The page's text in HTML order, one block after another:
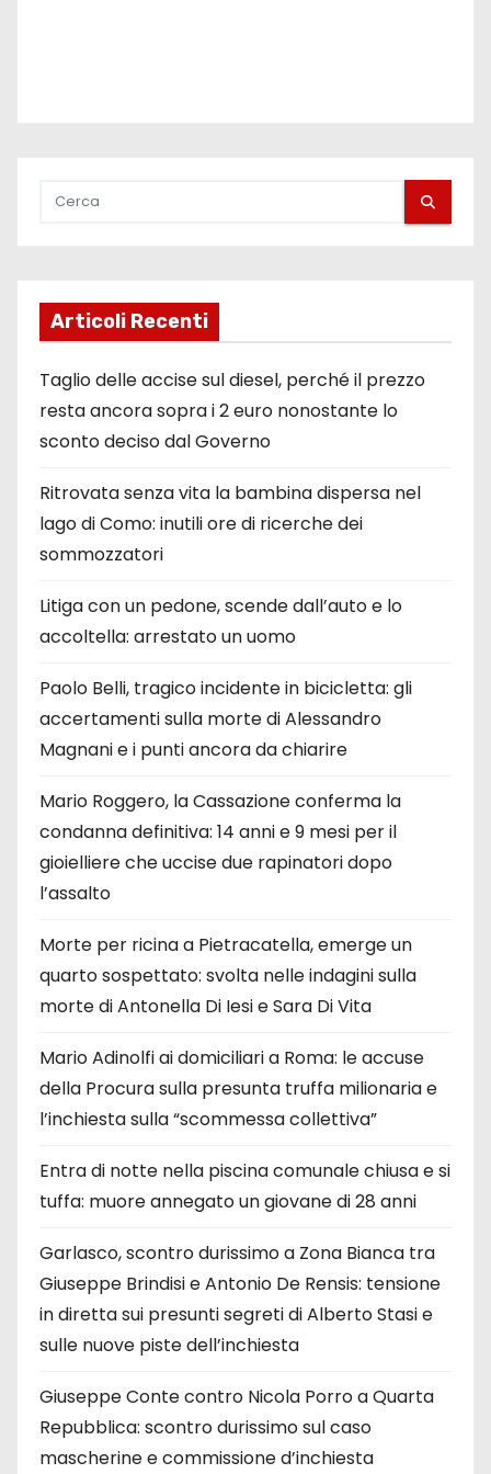
Articoli Recenti
Taglio delle accise sul diesel, perché il prezzo
resta ancora sopra i 2 euro nonostante lo
sconto deciso dal Governo
Ritrovata senza vita la bambina dispersa nel
lago di Como: inutili ore di ricerche dei
sommozzatori
Litiga con un pedone, scende dall’auto e lo
accoltella: arrestato un uomo
Paolo Belli, tragico incidente in bicicletta: gli
accertamenti sulla morte di Alessandro
Magnani e i punti ancora da chiarire
Mario Roggero, la Cassazione conferma la
condanna definitiva: 14 anni e 9 mesi per il
gioielliere che uccise due rapinatori dopo
l’assalto
Morte per ricina a Pietracatella, emerge un
quarto sospettato: svolta nelle indagini sulla
morte di Antonella Di Iesi e Sara Di Vita
Mario Adinolfi ai domiciliari a Roma: le accuse
della Procura sulla presunta truffa milionaria e
l’inchiesta sulla “scommessa collettiva”
Entra di notte nella piscina comunale chiusa e si
tuffa: muore annegato un giovane di 28 anni
Garlasco, scontro durissimo a Zona Bianca tra
Giuseppe Brindisi e Antonio De Rensis: tensione
in diretta sui presunti segreti di Alberto Stasi e
sulle nuove piste dell’inchiesta
Giuseppe Conte contro Nicola Porro a Quarta
Repubblica: scontro durissimo sul caso
mascherine e commissione d’inchiesta